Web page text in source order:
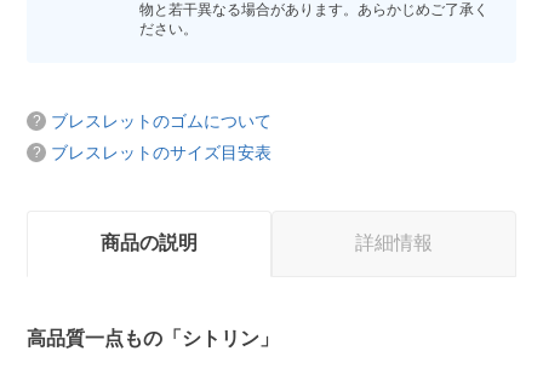
物と若干異なる場合があります。あらかじめご了承く
ださい。
ブレスレットのゴムについて
ブレスレットのサイズ目安表
商品の説明 詳細情報
高品質一点もの「シトリン」